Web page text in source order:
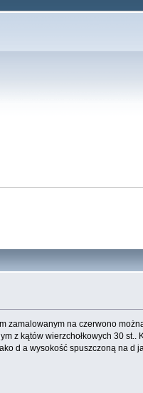
na czerwono
z kątów wierzchołkowych 30
d a wysokość spuszczoną na d